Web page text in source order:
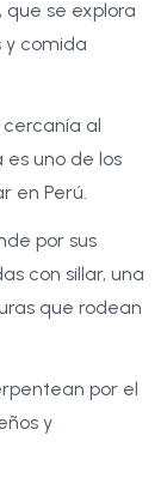
que se explora
y comida
cercanía al
es uno de los
en Perú.
por sus
con sillar, una
que rodean
por el
y